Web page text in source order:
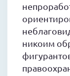
никоим